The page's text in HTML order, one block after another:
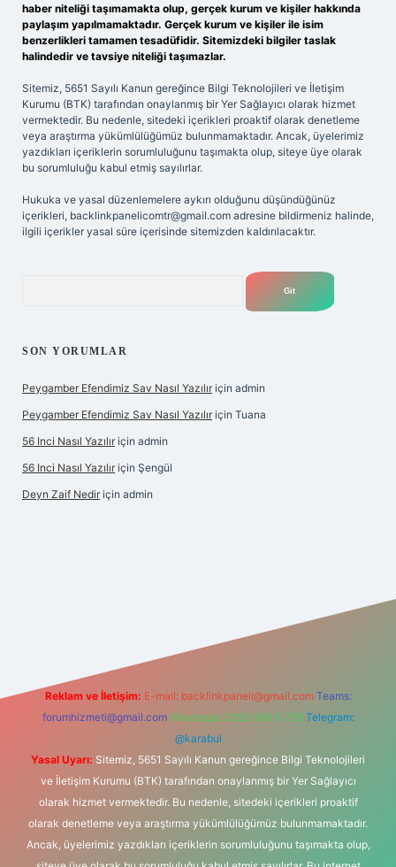
haber niteliği taşımamakta olup, gerçek kurum ve kişiler hakkında
paylaşım yapılmamaktadır. Gerçek kurum ve kişiler ile isim
benzerlikleri tamamen tesadüfidir. Sitemizdeki bilgiler taslak
halindedir ve tavsiye niteliği taşımazlar.
Sitemiz, 5651 Sayılı Kanun gereğince Bilgi Teknolojileri ve İletişim
Kurumu (BTK) tarafından onaylanmış bir Yer Sağlayıcı olarak hizmet
vermektedir. Bu nedenle, sitedeki içerikleri proaktif olarak denetleme
veya araştırma yükümlülüğümüz bulunmamaktadır. Ancak, üyelerimiz
yazdıkları içeriklerin sorumluluğunu taşımakta olup, siteye üye olarak
bu sorumluluğu kabul etmiş sayılırlar.
Hukuka ve yasal düzenlemelere aykırı olduğunu düşündüğünüz
içerikleri, backlinkpanelicomtr@gmail.com adresine bildirmeniz halinde,
ilgili içerikler yasal süre içerisinde sitemizden kaldırılacaktır.
SON YORUMLAR
Peygamber Efendimiz Sav Nasıl Yazılır için admin
Peygamber Efendimiz Sav Nasıl Yazılır için Tuana
56 Inci Nasıl Yazılır için admin
56 Inci Nasıl Yazılır için Şengül
Deyn Zaif Nedir için admin
Reklam ve İletişim: E-mail: backlinkpaneli@gmail.com Teams:
forumhizmeti@gmail.com Whatsapp: 0262 606 0 726 Telegram:
@karabul
Yasal Uyarı: Sitemiz, 5651 Sayılı Kanun gereğince Bilgi Teknolojileri
ve İletişim Kurumu (BTK) tarafından onaylanmış bir Yer Sağlayıcı
olarak hizmet vermektedir. Bu nedenle, sitedeki içerikleri proaktif
olarak denetleme veya araştırma yükümlülüğümüz bulunmamaktadır.
Ancak, üyelerimiz yazdıkları içeriklerin sorumluluğunu taşımakta olup,